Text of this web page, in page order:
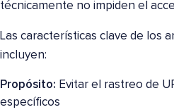
técnicamente no impiden el
Las características clave de los
incluyen:
Propósito: Evitar el rastreo de
específicos